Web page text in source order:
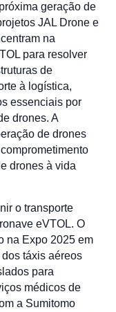
geração de
JAL Drone e
na
para resolver
de
à logística,
essenciais por
drones. A
de drones
drones à vida
o transporte
eVTOL. O
na Expo 2025 em
táxis aéreos
para
médicos de
a Sumitomo